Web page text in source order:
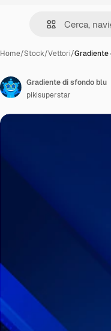
Home/Stock/Vettori/Gradiente
Gradiente di sfondo blu
pikisuperstar